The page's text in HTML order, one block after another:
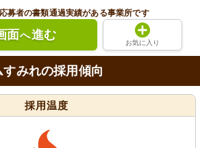
募者の書類通過実績がある事業所です
面へ進む
お気に入り
みれの採用傾向
採用温度